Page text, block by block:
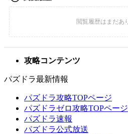
攻略コンテンツ
パズドラ最新情報
パズドラ攻略TOPページ
パズドラゼロ攻略TOPページ
パズドラ速報
パズドラ公式放送